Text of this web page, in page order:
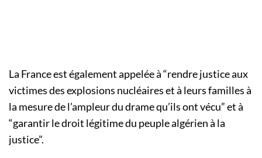
La France est également appelée à “rendre justice aux
victimes des explosions nucléaires et à leurs familles à
la mesure de l’ampleur du drame qu’ils ont vécu” et à
“garantir le droit légitime du peuple algérien à la
justice”.